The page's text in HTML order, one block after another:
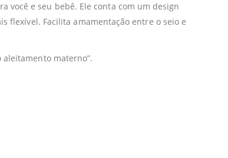
você e seu bebê. Ele conta com um design
flexível. Facilita amamentação entre o seio e
materno”.